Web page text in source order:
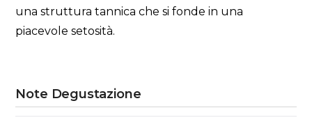
una struttura tannica che si fonde in una
piacevole setosità.
Note Degustazione